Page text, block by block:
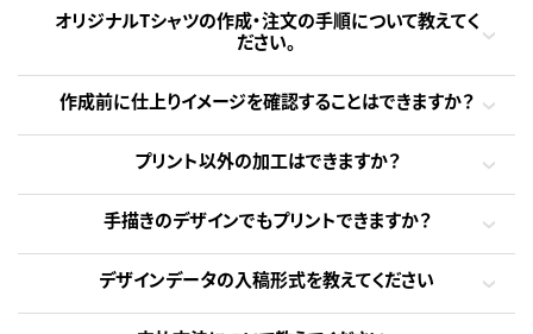
オリジナルTシャツの作成・注文の手順について教えてく
ださい。
作成前に仕上りイメージを確認することはできますか？
プリント以外の加工はできますか？
手描きのデザインでもプリントできますか？
デザインデータの入稿形式を教えてください